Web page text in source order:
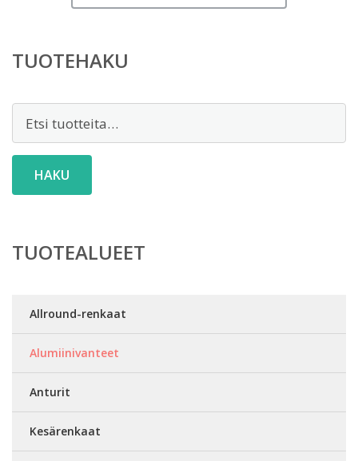
TUOTEHAKU
HAKU
TUOTEALUEET
Allround-renkaat
Alumiinivanteet
Anturit
Kesärenkaat